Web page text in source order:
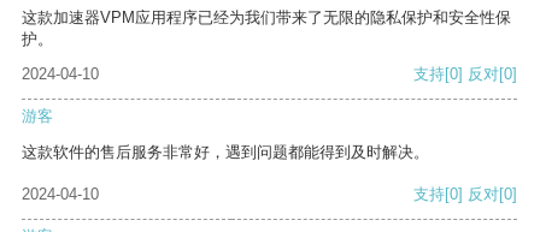
这款加速器VPM应用程序已经为我们带来了无限的隐私保护和安全性保
护。
2024-04-10
支持[0] 反对[0]
游客
这款软件的售后服务非常好，遇到问题都能得到及时解决。
2024-04-10 支持[0] 反对[0]